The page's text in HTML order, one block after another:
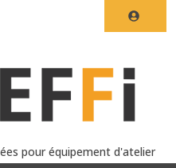
pour équipement d'atelier